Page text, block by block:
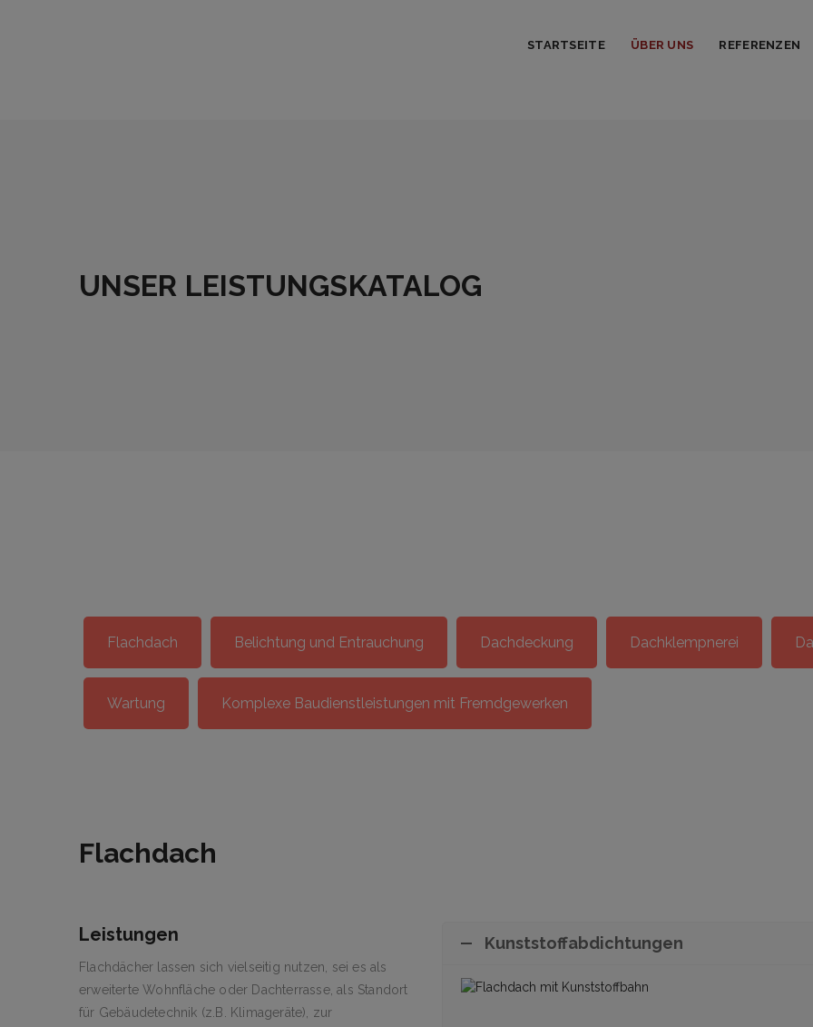
STARTSEITE ÜBER UNS REFERENZEN
UNSER LEISTUNGSKATALOG
Flachdach Belichtung und Entrauchung Dachdeckung Dachklempnerei
Wartung Komplexe Baudienstleistungen mit Fremdgewerken
Flachdach
Leistungen
Flachdächer lassen sich vielseitig nutzen, sei es als
erweiterte Wohnfläche oder Dachterrasse, als Standort
für Gebäudetechnik (z.B. Klimageräte), zur
Kunststoffabdichtungen